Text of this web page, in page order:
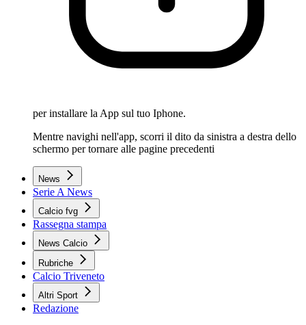
per installare la App sul tuo Iphone.
Mentre navighi nell'app, scorri il dito da sinistra a destra dello
schermo per tornare alle pagine precedenti
News
Serie A News
Calcio fvg
Rassegna stampa
News Calcio
Rubriche
Calcio Triveneto
Altri Sport
Redazione